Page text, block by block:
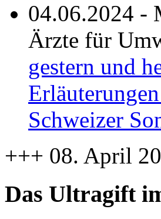
04.06.2024 -
Ärzte für
gestern und
Schweizer
+++ 08. April
Das Ultragift